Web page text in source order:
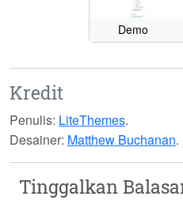
Demo
Kredit
Penulis: LiteThemes.
Desainer: Matthew Buchanan.
Tinggalkan